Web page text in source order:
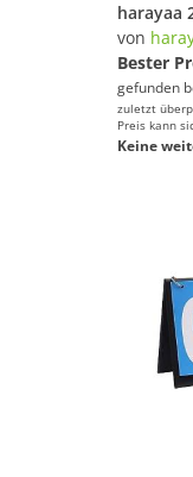
von
Bester
gefunden
zuletzt
Preis kann
Keine